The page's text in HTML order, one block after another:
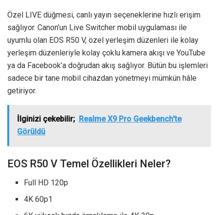
Özel LIVE düğmesi, canlı yayın seçeneklerine hızlı erişim
sağlıyor. Canon’un Live Switcher mobil uygulaması ile
uyumlu olan EOS R50 V, özel yerleşim düzenleri ile kolay
yerleşim düzenleriyle kolay çoklu kamera akışı ve YouTube
ya da Facebook’a doğrudan akış sağlıyor. Bütün bu işlemleri
sadece bir tane mobil cihazdan yönetmeyi mümkün hâle
getiriyor.
İlginizi çekebilir; Realme X9 Pro Geekbench'te
Görüldü
EOS R50 V Temel Özellikleri Neler?
Full HD 120p
4K 60p1